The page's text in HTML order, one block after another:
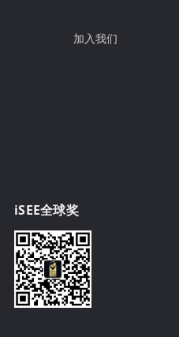
加入我们
iSEE全球奖